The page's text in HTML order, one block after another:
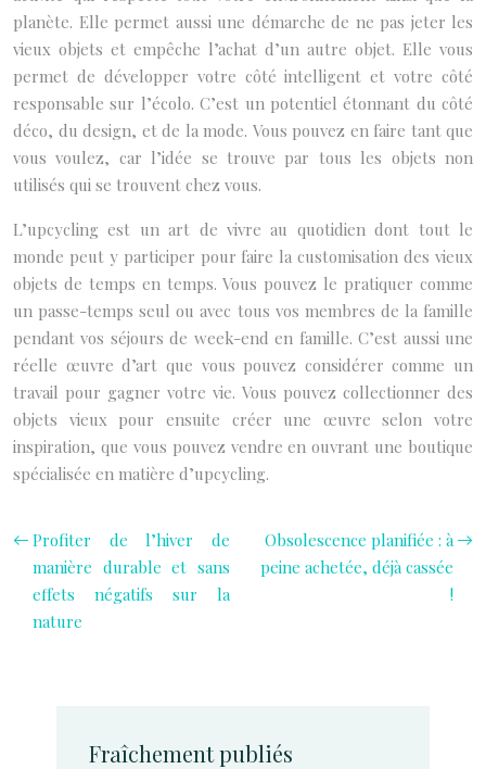
planète. Elle permet aussi une démarche de ne pas jeter les
vieux objets et empêche l’achat d’un autre objet. Elle vous
permet de développer votre côté intelligent et votre côté
responsable sur l’écolo. C’est un potentiel étonnant du côté
déco, du design, et de la mode. Vous pouvez en faire tant que
vous voulez, car l’idée se trouve par tous les objets non
utilisés qui se trouvent chez vous.
L’upcycling est un art de vivre au quotidien dont tout le
monde peut y participer pour faire la customisation des vieux
objets de temps en temps. Vous pouvez le pratiquer comme
un passe-temps seul ou avec tous vos membres de la famille
pendant vos séjours de week-end en famille. C’est aussi une
réelle œuvre d’art que vous pouvez considérer comme un
travail pour gagner votre vie. Vous pouvez collectionner des
objets vieux pour ensuite créer une œuvre selon votre
inspiration, que vous pouvez vendre en ouvrant une boutique
spécialisée en matière d’upcycling.
Profiter de l’hiver de
manière durable et sans
effets négatifs sur la
nature
Obsolescence planifiée : à
peine achetée, déjà cassée
!
Fraîchement publiés